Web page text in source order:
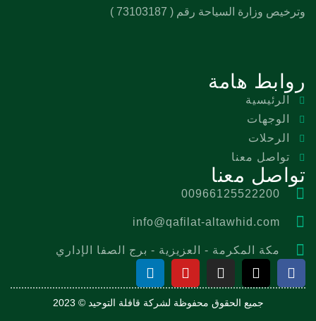
وترخيص وزارة السياحة رقم ( 73103187 )
روابط هامة
الرئيسية
الوجهات
الرحلات
تواصل معنا
تواصل معنا
00966125522200
info@qafilat-altawhid.com
مكة المكرمة - العزيزية - برج الصفا الإداري
جميع الحقوق محفوظة لشركة قافلة التوحيد © 2023